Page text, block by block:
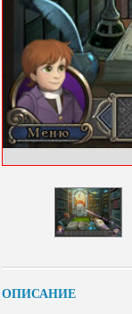
ОПИСАНИЕ